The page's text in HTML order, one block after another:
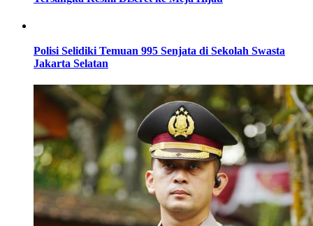
Polisi Selidiki Temuan 995 Senjata di Sekolah Swasta
Jakarta Selatan